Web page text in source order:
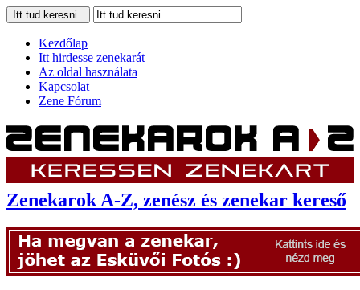
Kezdőlap
Itt hirdesse zenekarát
Az oldal használata
Kapcsolat
Zene Fórum
Zenekarok A-Z, zenész és zenekar kereső